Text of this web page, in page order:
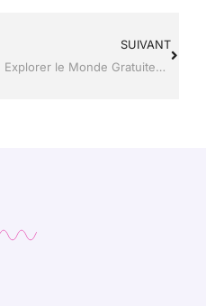
SUIVANT
Explorer le Monde Gratuitement : Les Meilleures Applications Touristiques High-Tech